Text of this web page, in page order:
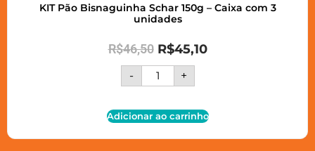
KIT Pão Bisnaguinha Schar 150g – Caixa com 3
unidades
R$46,50 R$45,10
- +
Adicionar ao carrinho